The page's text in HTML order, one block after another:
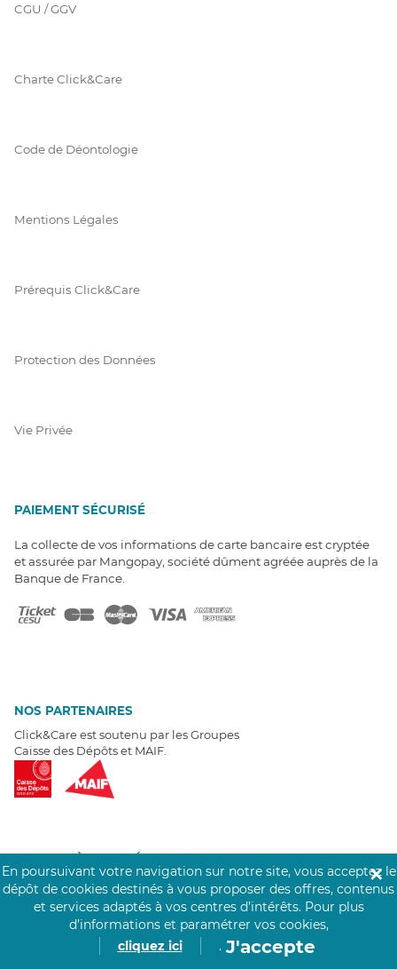
CGU / GGV
Charte Click&Care
Code de Déontologie
Mentions Légales
Prérequis Click&Care
Protection des Données
Vie Privée
PAIEMENT SÉCURISÉ
La collecte de vos informations de carte bancaire est cryptée
et assurée par Mangopay, société dûment agréée auprès de la
Banque de France.
NOS PARTENAIRES
Click&Care est soutenu par les Groupes
Caisse des Dépôts et MAIF.
Un besoin de recrutement ? Click&Care vous accompagne par
téléphone 7/7
Être rappelé aujourd'hui
En poursuivant votre navigation sur notre site, vous acceptez le
dépôt de cookies destinés à vous proposer des offres, contenus
et services adaptés à vos centres d’intérêts. Pour plus
d’informations et paramétrer vos cookies,
cliquez ici
. J'accepte
✕